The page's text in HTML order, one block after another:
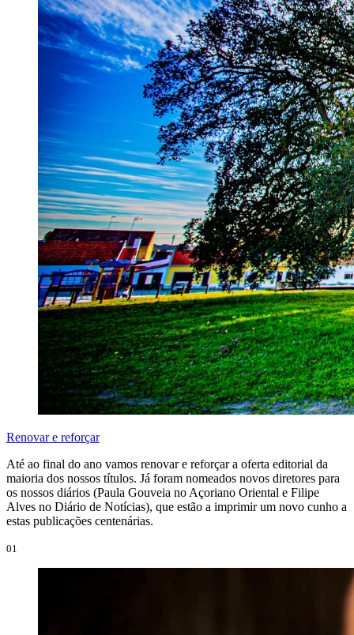
Renovar e reforçar
Até ao final do ano vamos renovar e reforçar a oferta editorial da
maioria dos nossos títulos. Já foram nomeados novos diretores para
os nossos diários (Paula Gouveia no Açoriano Oriental e Filipe
Alves no Diário de Notícias), que estão a imprimir um novo cunho a
estas publicações centenárias.
01